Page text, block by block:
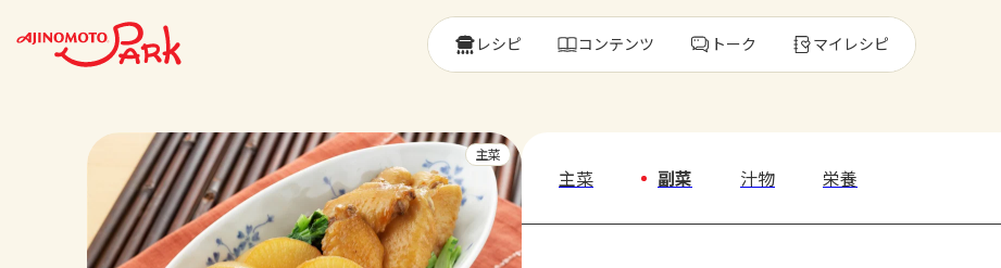
レシピ コンテンツ トーク マイレシピ
主菜
主菜 副菜 汁物 栄養